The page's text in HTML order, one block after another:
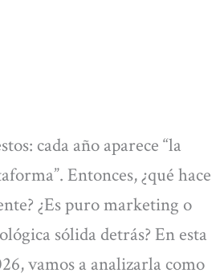
cada año aparece “la
Entonces, ¿qué hace
¿Es puro marketing o
sólida detrás? En esta
vamos a analizarla como